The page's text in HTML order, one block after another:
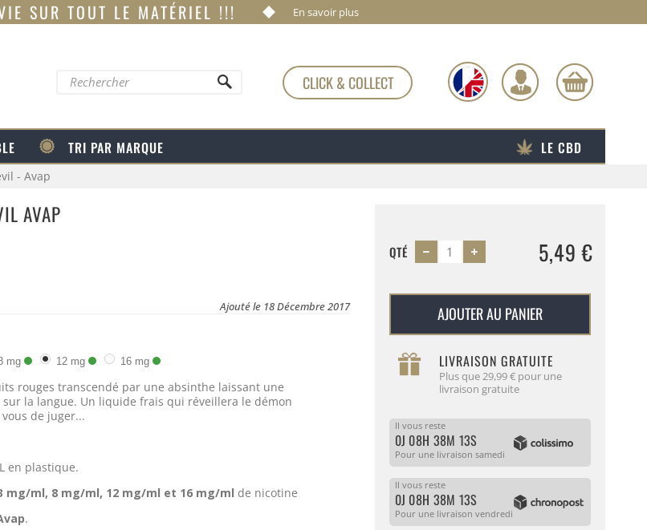
SUR TOUT LE MATÉRIEL !!! En savoir plus
CLICK & COLLECT
TRI PAR MARQUE LE CBD
- Avap
AVAP
Ajouté le 18 Décembre 2017
mg 12 mg 16 mg
rouges transcendé par une absinthe laissant une
la langue. Un liquide frais qui réveillera le démon
de juger...
en plastique.
mg/ml, 8 mg/ml, 12 mg/ml et 16 mg/ml de nicotine
.
QTÉ 5,49 €
AJOUTER AU PANIER
LIVRAISON GRATUITE
Plus que 29,99 € pour une
livraison gratuite
Il vous reste
0J 08H 38M 13S
Pour une livraison samedi
Il vous reste
0J 08H 38M 13S
Pour une livraison vendredi